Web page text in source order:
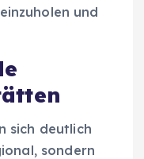
und
sich deutlich
sondern